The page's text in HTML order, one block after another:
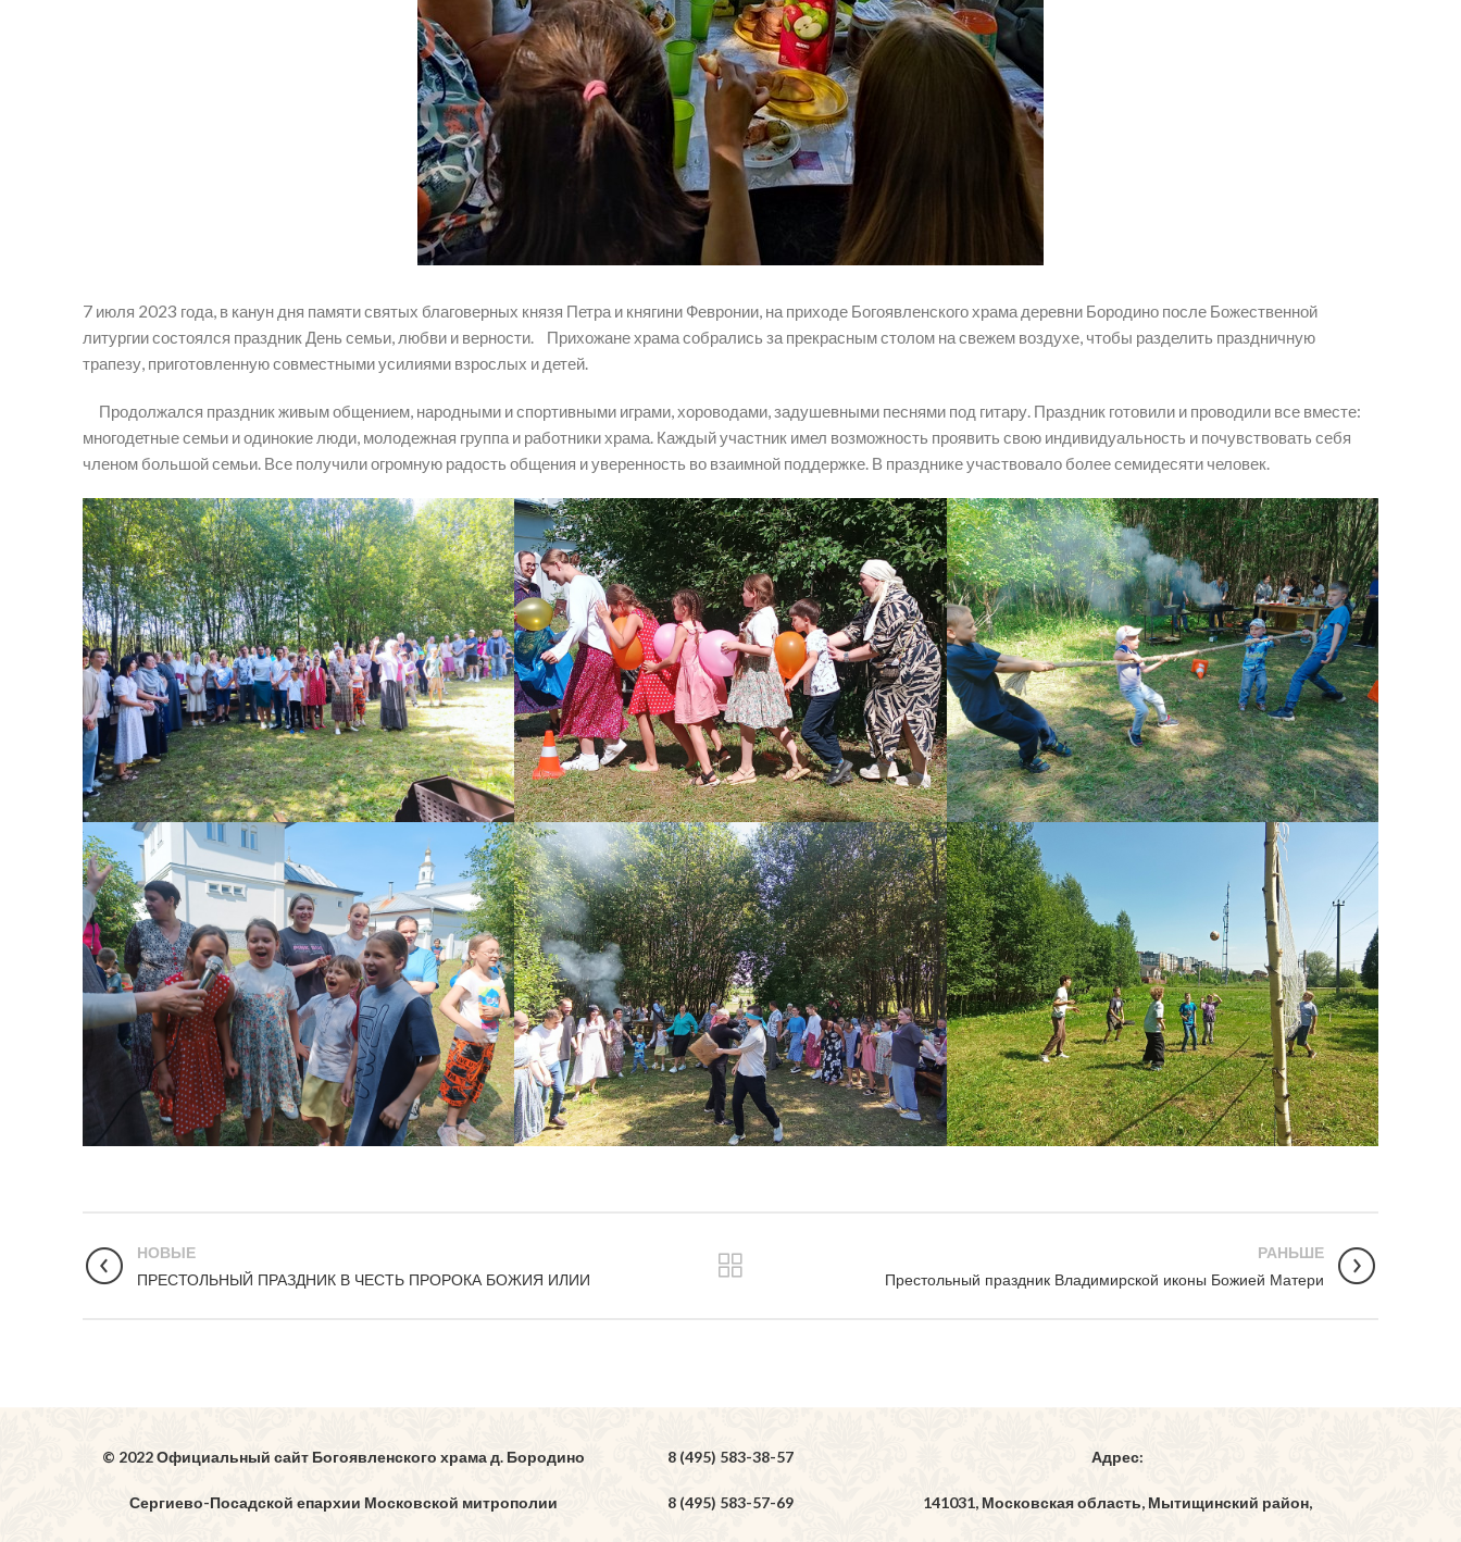
7 июля 2023 года, в канун дня памяти святых благоверных князя Петра и княгини Февронии, на приходе Богоявленского храма деревни Бородино после Божественной
литургии состоялся праздник День семьи, любви и верности. Прихожане храма собрались за прекрасным столом на свежем воздухе, чтобы разделить праздничную
трапезу, приготовленную совместными усилиями взрослых и детей.
Продолжался праздник живым общением, народными и спортивными играми, хороводами, задушевными песнями под гитару. Праздник готовили и проводили все вместе:
многодетные семьи и одинокие люди, молодежная группа и работники храма. Каждый участник имел возможность проявить свою индивидуальность и почувствовать себя
членом большой семьи. Все получили огромную радость общения и уверенность во взаимной поддержке. В празднике участвовало более семидесяти человек.
НОВЫЕ
ПРЕСТОЛЬНЫЙ ПРАЗДНИК В ЧЕСТЬ ПРОРОКА БОЖИЯ ИЛИИ
РАНЬШЕ
Престольный праздник Владимирской иконы Божией Матери
© 2022 Официальный сайт Богоявленского храма д. Бородино
Сергиево-Посадской епархии Московской митрополии
8 (495) 583-38-57
8 (495) 583-57-69
Адрес:
141031, Московская область, Мытищинский район,